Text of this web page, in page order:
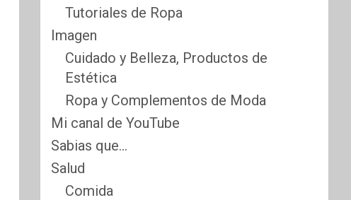
Tutoriales de Ropa
Imagen
Cuidado y Belleza, Productos de
Estética
Ropa y Complementos de Moda
Mi canal de YouTube
Sabias que…
Salud
Comida